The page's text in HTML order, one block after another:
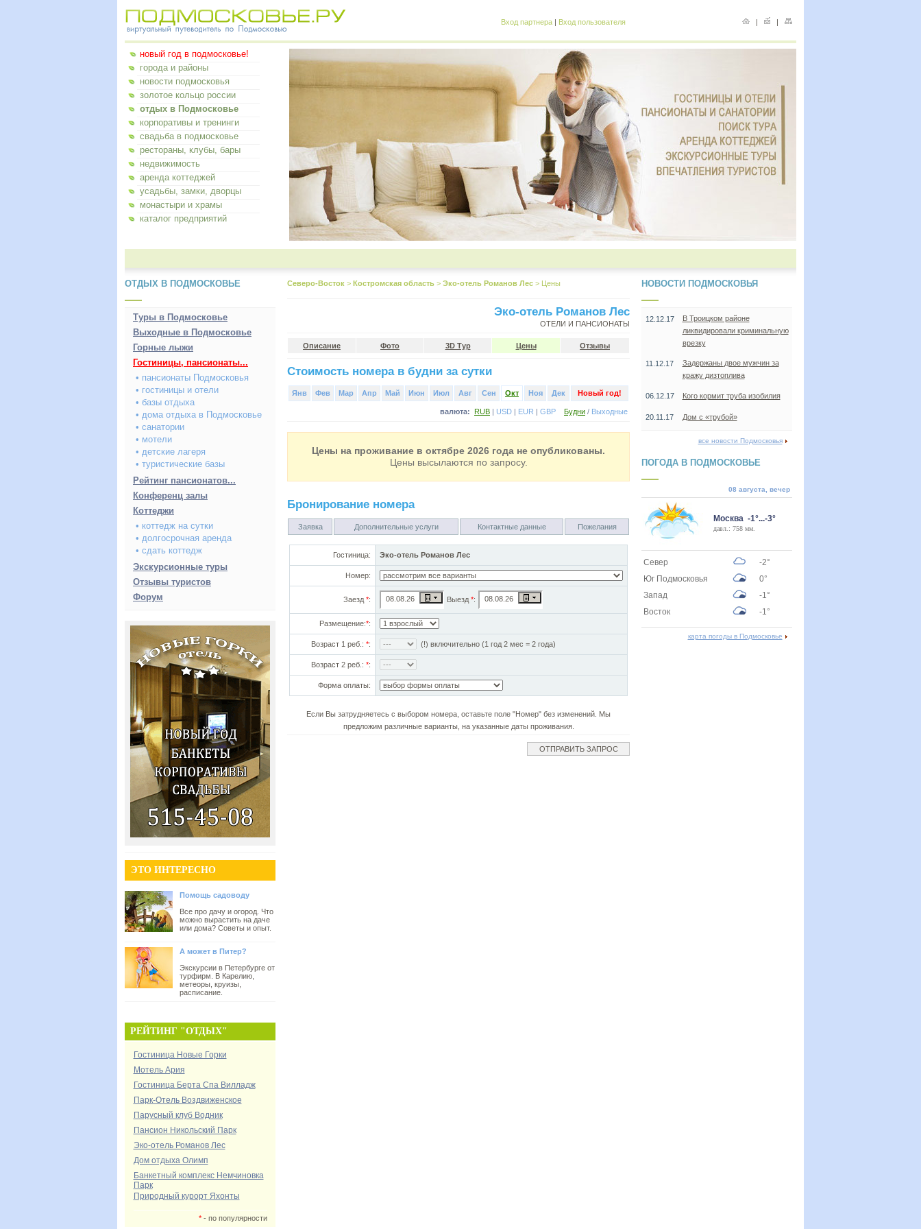
Вход партнера | Вход пользователя | |
новый год в подмосковье!
города и районы
новости подмосковья
золотое кольцо россии
отдых в Подмосковье
корпоративы и тренинги
свадьба в подмосковье
рестораны, клубы, бары
недвижимость
аренда коттеджей
усадьбы, замки, дворцы
монастыри и храмы
каталог предприятий
ОТДЫХ В ПОДМОСКОВЬЕ
Туры в Подмосковье
Выходные в Подмосковье
Горные лыжи
Гостиницы, пансионаты...
• пансионаты Подмосковья
• гостиницы и отели
• базы отдыха
• дома отдыха в Подмосковье
• санатории
• мотели
• детские лагеря
• туристические базы
Рейтинг пансионатов...
Конференц залы
Коттеджи
• коттедж на сутки
• долгосрочная аренда
• сдать коттедж
Экскурсионные туры
Отзывы туристов
Форум
ЭТО ИНТЕРЕСНО
Помощь садоводу
Все про дачу и огород. Что
можно вырастить на даче
или дома? Советы и опыт.
А может в Питер?
Экскурсии в Петербурге от
турфирм. В Карелию,
метеоры, круизы,
расписание.
РЕЙТИНГ "ОТДЫХ"
Гостиница Новые Горки
Мотель Ария
Гостиница Берта Спа Вилладж
Парк-Отель Воздвиженское
Парусный клуб Водник
Пансион Никольский Парк
Эко-отель Романов Лес
Дом отдыха Олимп
Банкетный комплекс Немчиновка
Парк
Природный курорт Яхонты
*- по популярности
Северо-Восток > Костромская область > Эко-отель Романов Лес > Цены
Эко-отель Романов Лес
ОТЕЛИ И ПАНСИОНАТЫ
Описание Фото 3D Тур Цены Отзывы
Стоимость номера в будни за сутки
Янв Фев Мар Апр Май Июн Июл Авг Сен Окт Ноя Дек Новый год!
валюта: RUB | USD | EUR | GBP Будни / Выходные
Цены на проживание в октябре 2026 года не опубликованы.
Цены высылаются по запросу.
Бронирование номера
Заявка Дополнительные услуги Контактные данные Пожелания
Гостиница: Эко-отель Романов Лес
Номер:
Заезд *: Выезд *:
Размещение:*:
Возраст 1 реб.: *: (!) включительно (1 год 2 мес = 2 года)
Возраст 2 реб.: *:
Форма оплаты:
Если Вы затрудняетесь с выбором номера, оставьте поле "Номер" без изменений. Мы
предложим различные варианты, на указанные даты проживания.
НОВОСТИ ПОДМОСКОВЬЯ
12.12.17
В Троицком районе
ликвидировали криминальную
врезку
11.12.17
Задержаны двое мужчин за
кражу дизтоплива
06.12.17 Кого кормит труба изобилия
20.11.17 Дом с «трубой»
все новости Подмосковья
ПОГОДА В ПОДМОСКОВЬЕ
08 августа, вечер
Москва -1°...-3°
давл.: 758 мм.
Север
-2°
Юг Подмосковья
0°
Запад
-1°
Восток
-1°
карта погоды в Подмосковье